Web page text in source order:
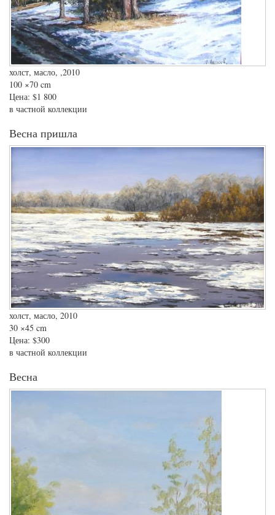
холст, масло, ,2010
100 ×70 cm
Цена: $1 800
в частной коллекции
Весна пришла
холст, масло, 2010
30 ×45 cm
Цена: $300
в частной коллекции
Весна